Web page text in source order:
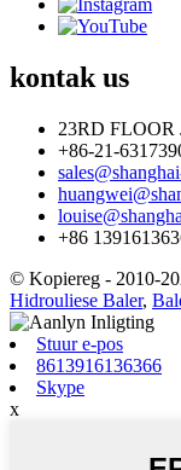
kontak us
23RD
+86-21-
+86
© Kopiereg - 2010-
Hidrouliese Baler,
Stuur e-pos
8613916136366
Skype
x